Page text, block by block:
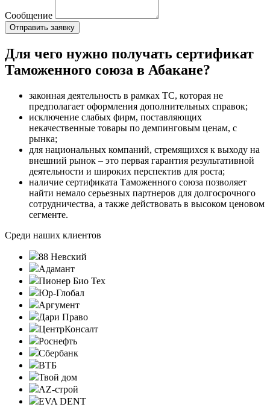
Сообщение
Для чего нужно получать сертификат
Таможенного союза в Абакане?
законная деятельность в рамках ТС, которая не
предполагает оформления дополнительных справок;
исключение слабых фирм, поставляющих
некачественные товары по демпинговым ценам, с
рынка;
для национальных компаний, стремящихся к выходу на
внешний рынок – это первая гарантия результативной
деятельности и широких перспектив для роста;
наличие сертификата Таможенного союза позволяет
найти немало серьезных партнеров для долгосрочного
сотрудничества, а также действовать в высоком ценовом
сегменте.
Среди наших клиентов
88 Невский
Адамант
Пионер Био Тех
Юр-Глобал
Аргумент
Дари Право
ЦентрКонсалт
Роснефть
Сбербанк
ВТБ
Твой дом
AZ-строй
EVA DENT